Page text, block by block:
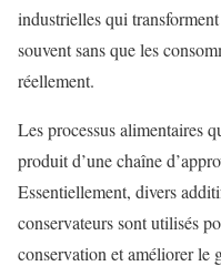
industrielles qui
souvent sans que les
réellement.
Les processus alimentaires
produit d’une chaîne
Essentiellement, divers
conservateurs sont utilisés
conservation et améliorer le